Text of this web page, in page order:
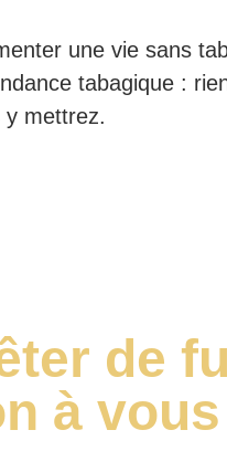
une vie sans
tabagique :
y mettrez.
de
à vous